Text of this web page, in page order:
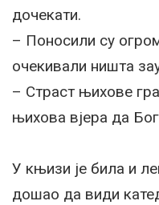
дочекати.
– Поносили су
очекивали ништа
– Страст њихове
њихова вјера да
У књизи је била и
дошао да види